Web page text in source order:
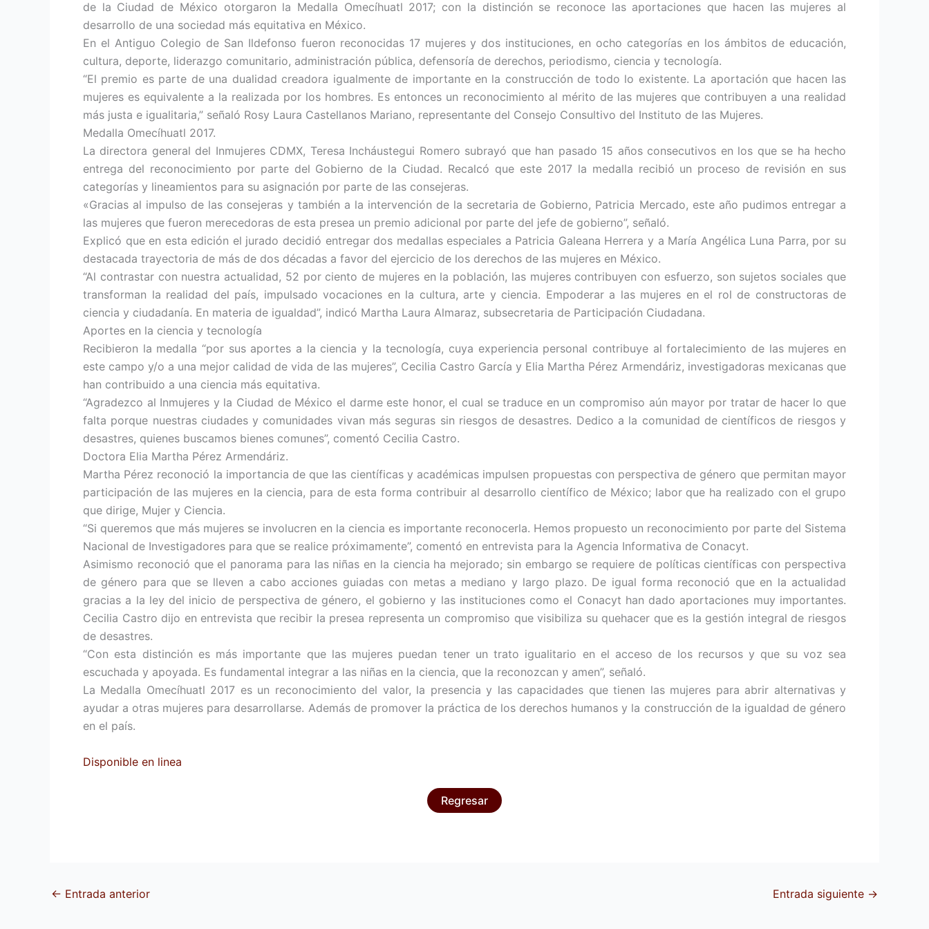
de la Ciudad de México otorgaron la Medalla Omecíhuatl 2017; con la distinción se reconoce las aportaciones que hacen las mujeres al
desarrollo de una sociedad más equitativa en México.
En el Antiguo Colegio de San Ildefonso fueron reconocidas 17 mujeres y dos instituciones, en ocho categorías en los ámbitos de educación,
cultura, deporte, liderazgo comunitario, administración pública, defensoría de derechos, periodismo, ciencia y tecnología.
“El premio es parte de una dualidad creadora igualmente de importante en la construcción de todo lo existente. La aportación que hacen las
mujeres es equivalente a la realizada por los hombres. Es entonces un reconocimiento al mérito de las mujeres que contribuyen a una realidad
más justa e igualitaria,” señaló Rosy Laura Castellanos Mariano, representante del Consejo Consultivo del Instituto de las Mujeres.
Medalla Omecíhuatl 2017.
La directora general del Inmujeres CDMX, Teresa Incháustegui Romero subrayó que han pasado 15 años consecutivos en los que se ha hecho
entrega del reconocimiento por parte del Gobierno de la Ciudad. Recalcó que este 2017 la medalla recibió un proceso de revisión en sus
categorías y lineamientos para su asignación por parte de las consejeras.
«Gracias al impulso de las consejeras y también a la intervención de la secretaria de Gobierno, Patricia Mercado, este año pudimos entregar a
las mujeres que fueron merecedoras de esta presea un premio adicional por parte del jefe de gobierno”, señaló.
Explicó que en esta edición el jurado decidió entregar dos medallas especiales a Patricia Galeana Herrera y a María Angélica Luna Parra, por su
destacada trayectoria de más de dos décadas a favor del ejercicio de los derechos de las mujeres en México.
“Al contrastar con nuestra actualidad, 52 por ciento de mujeres en la población, las mujeres contribuyen con esfuerzo, son sujetos sociales que
transforman la realidad del país, impulsado vocaciones en la cultura, arte y ciencia. Empoderar a las mujeres en el rol de constructoras de
ciencia y ciudadanía. En materia de igualdad”, indicó Martha Laura Almaraz, subsecretaria de Participación Ciudadana.
Aportes en la ciencia y tecnología
Recibieron la medalla “por sus aportes a la ciencia y la tecnología, cuya experiencia personal contribuye al fortalecimiento de las mujeres en
este campo y/o a una mejor calidad de vida de las mujeres”, Cecilia Castro García y Elia Martha Pérez Armendáriz, investigadoras mexicanas que
han contribuido a una ciencia más equitativa.
“Agradezco al Inmujeres y la Ciudad de México el darme este honor, el cual se traduce en un compromiso aún mayor por tratar de hacer lo que
falta porque nuestras ciudades y comunidades vivan más seguras sin riesgos de desastres. Dedico a la comunidad de científicos de riesgos y
desastres, quienes buscamos bienes comunes”, comentó Cecilia Castro.
Doctora Elia Martha Pérez Armendáriz.
Martha Pérez reconoció la importancia de que las científicas y académicas impulsen propuestas con perspectiva de género que permitan mayor
participación de las mujeres en la ciencia, para de esta forma contribuir al desarrollo científico de México; labor que ha realizado con el grupo
que dirige, Mujer y Ciencia.
“Si queremos que más mujeres se involucren en la ciencia es importante reconocerla. Hemos propuesto un reconocimiento por parte del Sistema
Nacional de Investigadores para que se realice próximamente”, comentó en entrevista para la Agencia Informativa de Conacyt.
Asimismo reconoció que el panorama para las niñas en la ciencia ha mejorado; sin embargo se requiere de políticas científicas con perspectiva
de género para que se lleven a cabo acciones guiadas con metas a mediano y largo plazo. De igual forma reconoció que en la actualidad
gracias a la ley del inicio de perspectiva de género, el gobierno y las instituciones como el Conacyt han dado aportaciones muy importantes.
Cecilia Castro dijo en entrevista que recibir la presea representa un compromiso que visibiliza su quehacer que es la gestión integral de riesgos
de desastres.
“Con esta distinción es más importante que las mujeres puedan tener un trato igualitario en el acceso de los recursos y que su voz sea
escuchada y apoyada. Es fundamental integrar a las niñas en la ciencia, que la reconozcan y amen”, señaló.
La Medalla Omecíhuatl 2017 es un reconocimiento del valor, la presencia y las capacidades que tienen las mujeres para abrir alternativas y
ayudar a otras mujeres para desarrollarse. Además de promover la práctica de los derechos humanos y la construcción de la igualdad de género
en el país.
Disponible en linea
Regresar
← Entrada anterior Entrada siguiente →